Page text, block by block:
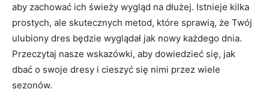
aby zachować ich świeży wygląd na dłużej. Istnieje kilka
prostych,​ ale skutecznych metod, które sprawią, że Twój
ulubiony‍ dres⁤ będzie wyglądał jak⁤ nowy każdego dnia.
Przeczytaj ​nasze wskazówki, ⁣aby dowiedzieć ⁣się,⁤ jak
⁢dbać o swoje dresy ⁤i cieszyć się nimi przez wiele
sezonów.